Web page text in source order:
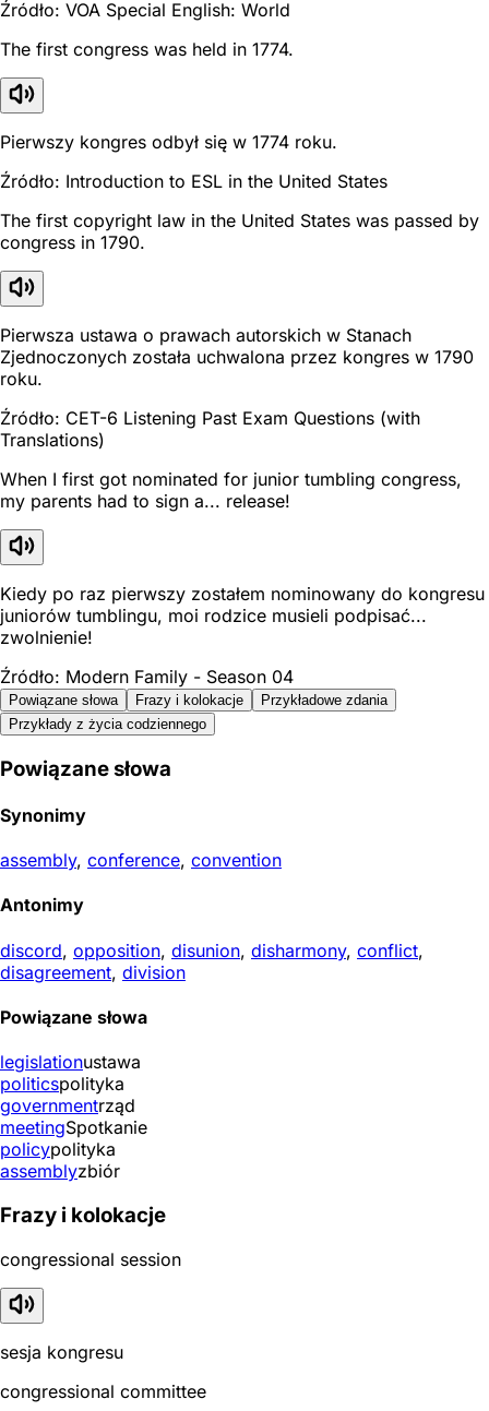
Źródło: VOA Special English: World
The first congress was held in 1774.
Pierwszy kongres odbył się w 1774 roku.
Źródło: Introduction to ESL in the United States
The first copyright law in the United States was passed by
congress in 1790.
Pierwsza ustawa o prawach autorskich w Stanach
Zjednoczonych została uchwalona przez kongres w 1790
roku.
Źródło: CET-6 Listening Past Exam Questions (with
Translations)
When I first got nominated for junior tumbling congress,
my parents had to sign a... release!
Kiedy po raz pierwszy zostałem nominowany do kongresu
juniorów tumblingu, moi rodzice musieli podpisać...
zwolnienie!
Źródło: Modern Family - Season 04
Powiązane słowa Frazy i kolokacje
Przykładowe zdania
Przykłady z życia codziennego
Powiązane słowa
Synonimy
assembly, conference, convention
Antonimy
discord, opposition, disunion, disharmony, conflict,
disagreement, division
Powiązane słowa
legislationustawa
politicspolityka
governmentrząd
meetingSpotkanie
policypolityka
assemblyzbiór
Frazy i kolokacje
congressional session
sesja kongresu
congressional committee